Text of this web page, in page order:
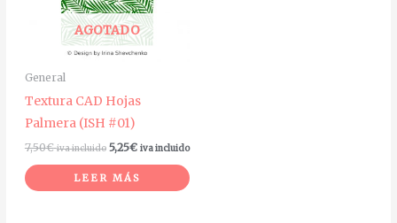
AGOTADO
General
Textura CAD Hojas
Palmera (ISH #01)
7,50€ iva incluido 5,25€ iva incluido
LEER MÁS